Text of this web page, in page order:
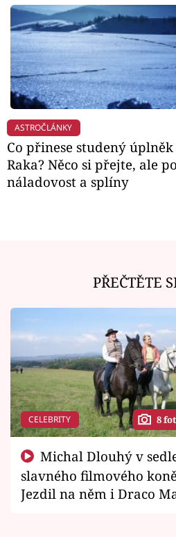
ASTROČLÁNKY
Co přinese studený
Raka? Něco si přejte, ale
náladovost a splíny
PŘEČTĚTE
CELEBRITY 8
slavného filmového
Jezdil na něm i Draco